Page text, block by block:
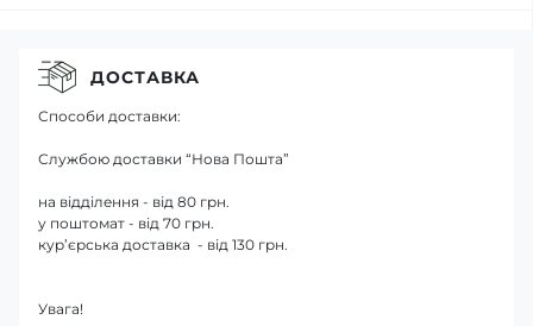
ДОСТАВКА
Способи доставки:
Службою доставки “Нова Пошта”
на відділення - від 80 грн.
у поштомат - від 70 грн.
кур’єрська доставка - від 130 грн.
Увага!